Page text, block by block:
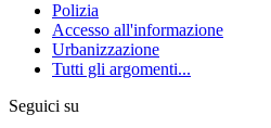
Polizia
Accesso all'informazione
Urbanizzazione
Tutti gli argomenti...
Seguici su